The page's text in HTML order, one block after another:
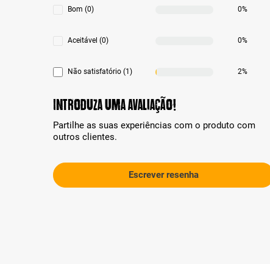
Bom (0) 0%
Aceitável (0) 0%
Não satisfatório (1) 2%
Introduza uma avaliação!
Partilhe as suas experiências com o produto com
outros clientes.
Escrever resenha